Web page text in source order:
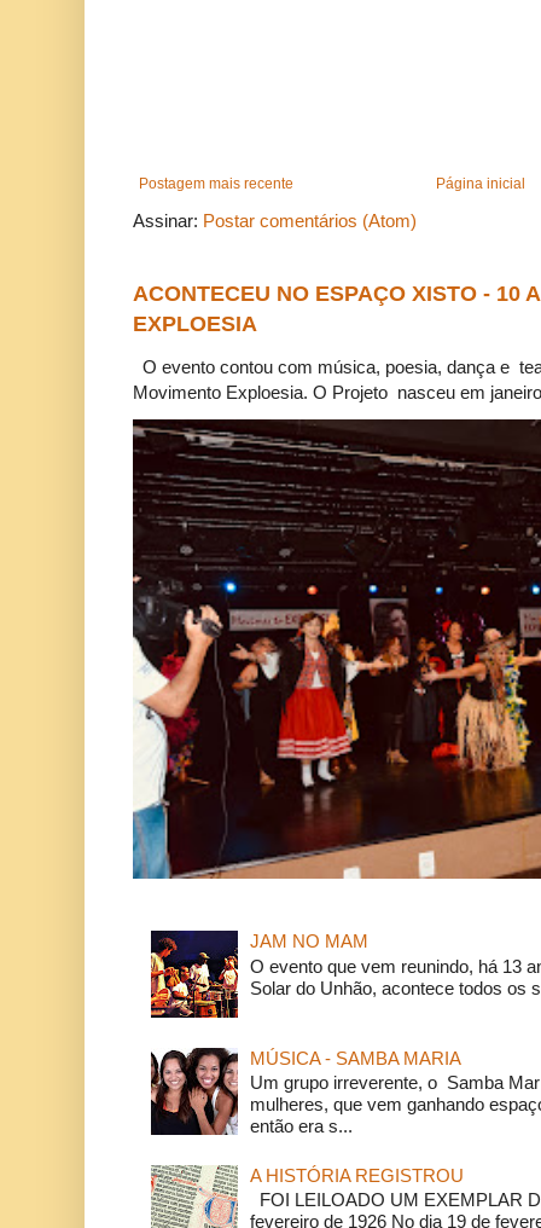
Postagem mais recente Página inicial
Assinar: Postar comentários (Atom)
ACONTECEU NO ESPAÇO XISTO - 10
EXPLOESIA
O evento contou com música, poesia, dança e
Movimento Exploesia. O Projeto nasceu em
JAM NO MAM
O evento que vem reunindo, há 13
Solar do Unhão, acontece todos os
MÚSICA - SAMBA MARIA
Um grupo irreverente, o Samba
mulheres, que vem ganhando
então era s...
A HISTÓRIA REGISTROU
FOI LEILOADO UM EXEMPLAR
fevereiro de 1926 No dia 19 de